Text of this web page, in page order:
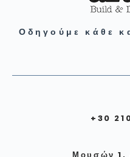
Οδηγούμε κάθε
+30